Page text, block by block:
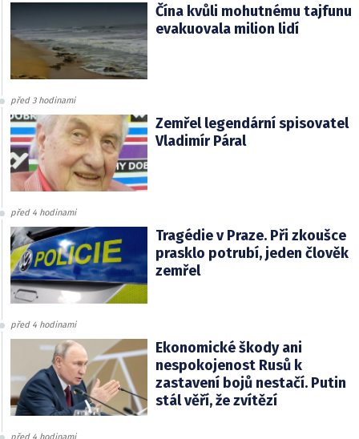
Čína kvůli mohutnému tajfunu
evakuovala milion lidí
před 3 hodinami
Zemřel legendární spisovatel
Vladimír Páral
před 4 hodinami
Tragédie v Praze. Při zkoušce
prasklo potrubí, jeden člověk
zemřel
před 4 hodinami
Ekonomické škody ani
nespokojenost Rusů k
zastavení bojů nestačí. Putin
stál věří, že zvítězí